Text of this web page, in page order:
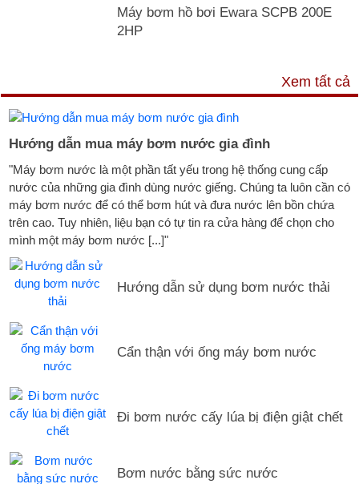
Máy bơm hồ bơi Ewara SCPB 200E
2HP
Xem tất cả
Hướng dẫn mua máy bơm nước gia đình
"Máy bơm nước là một phần tất yếu trong hệ thống cung cấp
nước của những gia đình dùng nước giếng. Chúng ta luôn cần có
máy bơm nước để có thể bơm hút và đưa nước lên bồn chứa
trên cao. Tuy nhiên, liệu bạn có tự tin ra cửa hàng để chọn cho
mình một máy bơm nước [...]"
Hướng dẫn sử dụng bơm nước thải
Cẩn thận với ống máy bơm nước
Đi bơm nước cấy lúa bị điện giật chết
Bơm nước bằng sức nước